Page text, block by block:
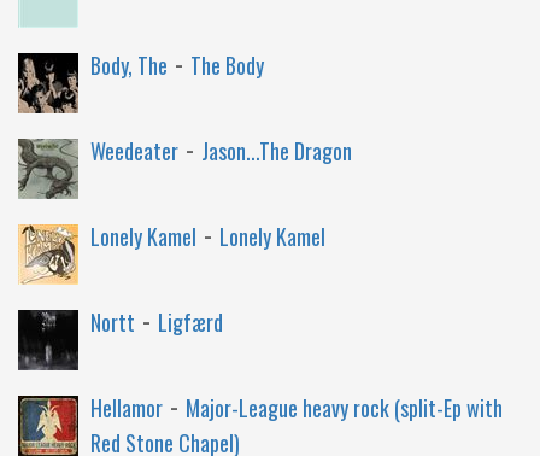
Body, The - The Body
Weedeater - Jason...The Dragon
Lonely Kamel - Lonely Kamel
Nortt - Ligfærd
Hellamor - Major-League heavy rock (split-Ep with
Red Stone Chapel)